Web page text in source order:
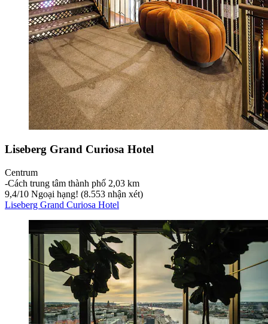
Liseberg Grand Curiosa Hotel
Centrum
‐Cách trung tâm thành phố 2,03 km
9,4/10 Ngoại hạng! (8.553 nhận xét)
Liseberg Grand Curiosa Hotel